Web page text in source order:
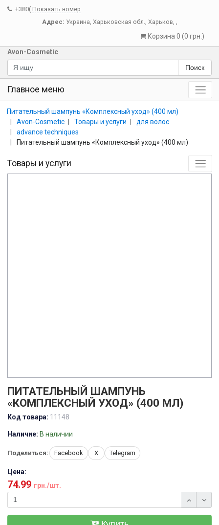
+380( Показать номер
Адрес: Украина, Харьковская обл., Харьков, ,
Корзина 0 (0 грн.)
Avon-Cosmetic
Поиск
Главное меню
Питательный шампунь «Комплексный уход» (400 мл)
Avon-Cosmetic
Товары и услуги
для волос
advance techniques
Питательный шампунь «Комплексный уход» (400 мл)
Товары и услуги
ПИТАТЕЛЬНЫЙ ШАМПУНЬ
«КОМПЛЕКСНЫЙ УХОД» (400 МЛ)
Код товара: 11148
Наличие: В наличии
Поделиться: Facebook X Telegram
Цена:
74.99 грн./шт.